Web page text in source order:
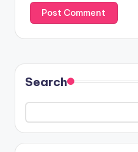
Search